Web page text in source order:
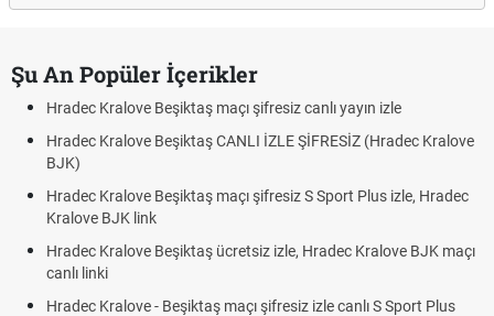
Şu An Popüler İçerikler
Hradec Kralove Beşiktaş maçı şifresiz canlı yayın izle
Hradec Kralove Beşiktaş CANLI İZLE ŞİFRESİZ (Hradec Kralove
BJK)
Hradec Kralove Beşiktaş maçı şifresiz S Sport Plus izle, Hradec
Kralove BJK link
Hradec Kralove Beşiktaş ücretsiz izle, Hradec Kralove BJK maçı
canlı linki
Hradec Kralove - Beşiktaş maçı şifresiz izle canlı S Sport Plus